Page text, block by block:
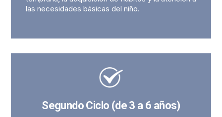
las necesidades básicas del niño.
Segundo Ciclo (de 3 a 6 años)